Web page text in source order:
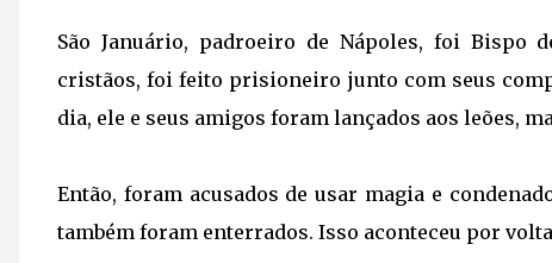
São Januário, padroeiro de Nápoles, foi Bispo
cristãos, foi feito prisioneiro junto com seus
dia, ele e seus amigos foram lançados aos leões,
Então, foram acusados de usar magia e
também foram enterrados. Isso aconteceu por